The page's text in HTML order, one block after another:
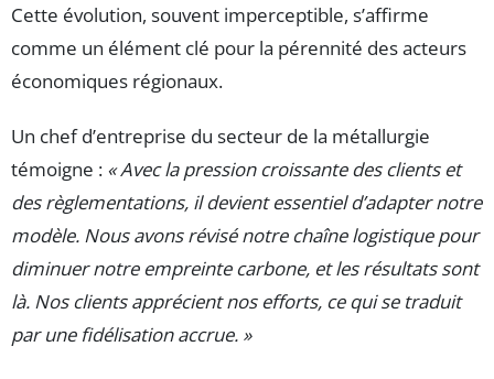
Cette évolution, souvent imperceptible, s’affirme
comme un élément clé pour la pérennité des acteurs
économiques régionaux.
Un chef d’entreprise du secteur de la métallurgie
témoigne : « Avec la pression croissante des clients et
des règlementations, il devient essentiel d’adapter notre
modèle. Nous avons révisé notre chaîne logistique pour
diminuer notre empreinte carbone, et les résultats sont
là. Nos clients apprécient nos efforts, ce qui se traduit
par une fidélisation accrue. »